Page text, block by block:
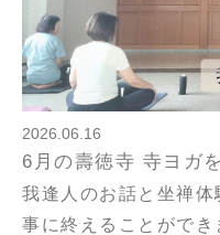
2026.06.16
6月の壽徳寺 寺ヨガ
我逢人のお話と坐禅
事に終えることがで